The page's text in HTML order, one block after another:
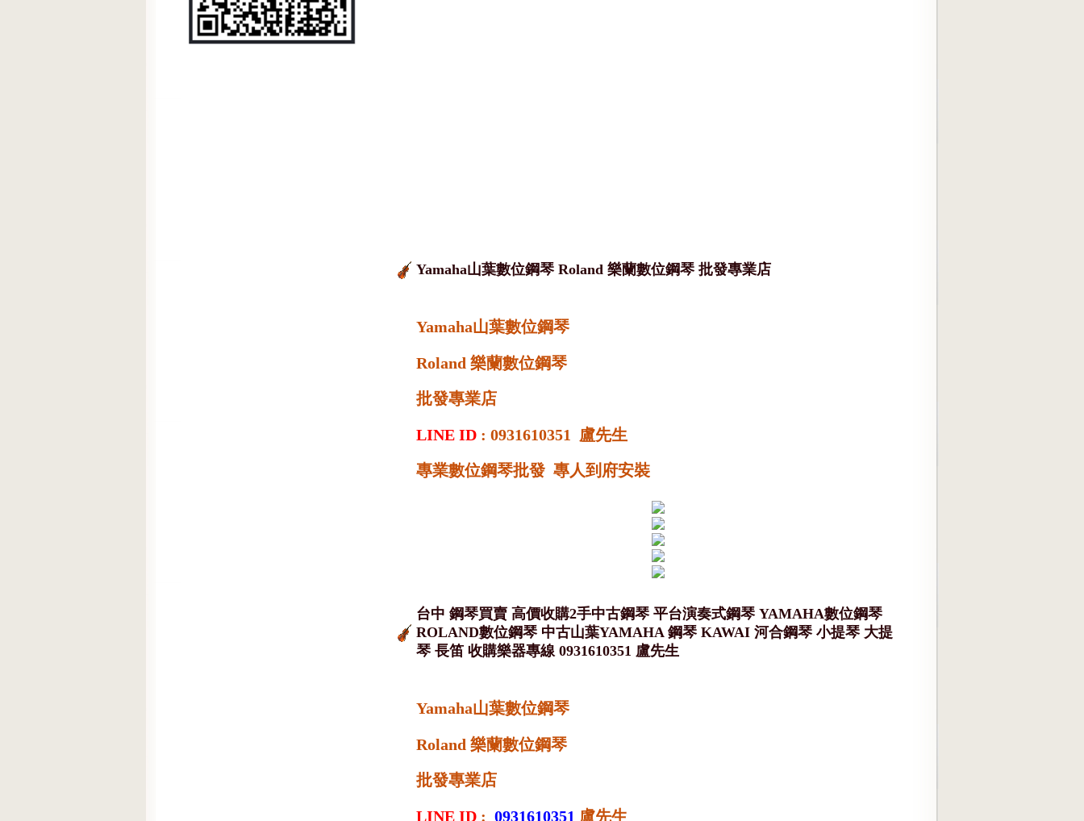
Yamaha山葉數位鋼琴 Roland 樂蘭數位鋼琴 批發專業店
Yamaha山葉數位鋼琴
Roland 樂蘭數位鋼琴
批發專業店
LINE ID : 0931610351 盧先生
專業數位鋼琴批發 專人到府安裝
台中 鋼琴買賣 高價收購2手中古鋼琴 平台演奏式鋼琴 YAMAHA數位鋼琴
ROLAND數位鋼琴 中古山葉YAMAHA 鋼琴 KAWAI 河合鋼琴 小提琴 大提
琴 長笛 收購樂器專線 0931610351 盧先生
Yamaha山葉數位鋼琴
Roland 樂蘭數位鋼琴
批發專業店
LINE ID : 0931610351 盧先生